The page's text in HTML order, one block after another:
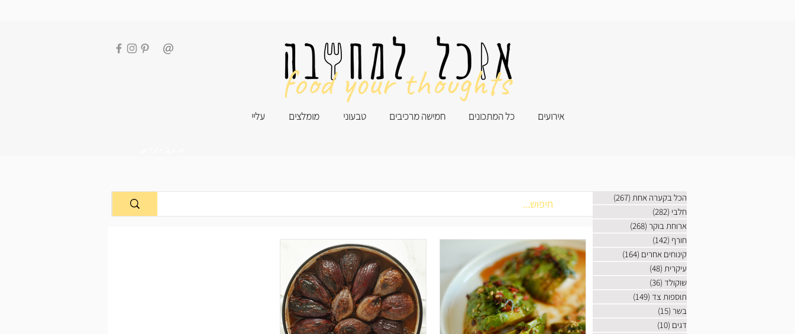
עליי מומלצים טבעוני חמישה מרכיבים כל המתכונים אירועים
food your thoughts
הכל בקערה אחת (267)
חלבי (282)
ארוחת בוקר (268)
חורף (142)
קינוחים אחרים (164)
עיקרית (48)
שוקולד (36)
תוספות צד (149)
בשר (15)
דגים (10)